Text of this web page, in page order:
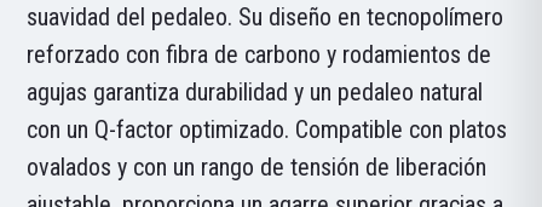
suavidad del pedaleo. Su diseño en tecnopolímero
reforzado con fibra de carbono y rodamientos de
agujas garantiza durabilidad y un pedaleo natural
con un Q-factor optimizado. Compatible con platos
ovalados y con un rango de tensión de liberación